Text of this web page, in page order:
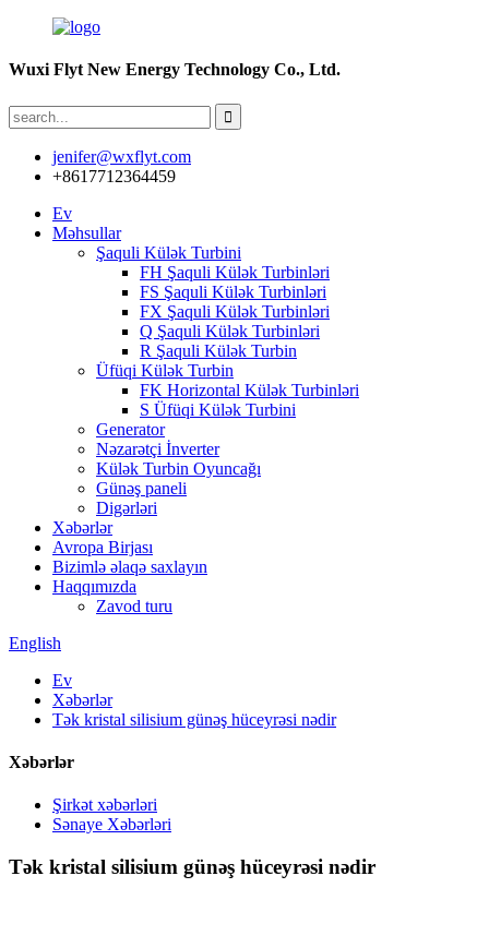
Wuxi Flyt New Energy Technology Co., Ltd.
jenifer@wxflyt.com
+8617712364459
Ev
Məhsullar
Şaquli Külək Turbini
FH Şaquli Külək Turbinləri
FS Şaquli Külək Turbinləri
FX Şaquli Külək Turbinləri
Q Şaquli Külək Turbinləri
R Şaquli Külək Turbin
Üfüqi Külək Turbin
FK Horizontal Külək Turbinləri
S Üfüqi Külək Turbini
Generator
Nəzarətçi İnverter
Külək Turbin Oyuncağı
Günəş paneli
Digərləri
Xəbərlər
Avropa Birjası
Bizimlə əlaqə saxlayın
Haqqımızda
Zavod turu
English
Ev
Xəbərlər
Tək kristal silisium günəş hüceyrəsi nədir
Xəbərlər
Şirkət xəbərləri
Sənaye Xəbərləri
Tək kristal silisium günəş hüceyrəsi nədir